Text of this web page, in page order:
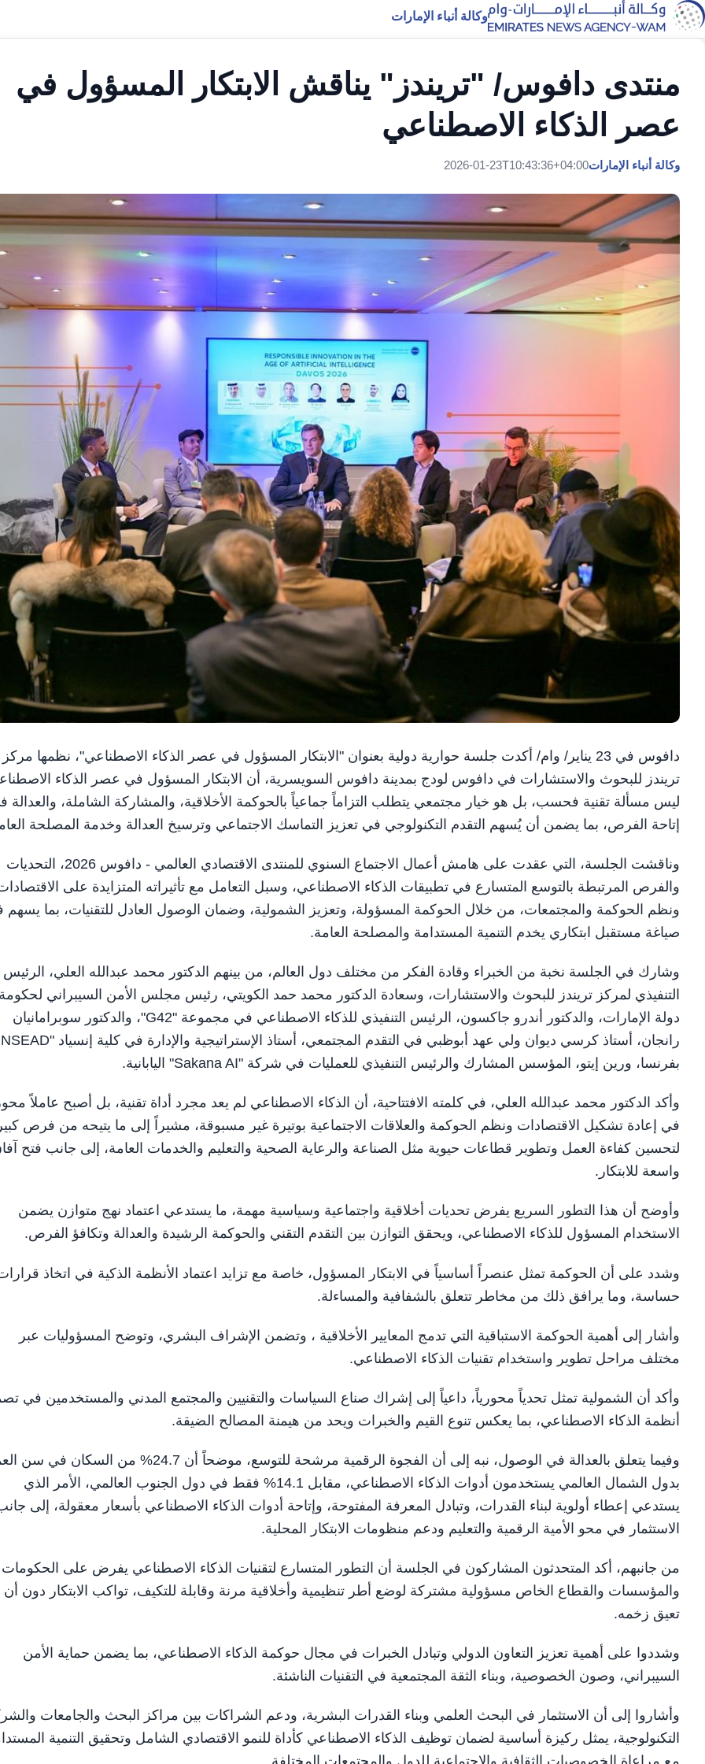
وكالة أنباء الإمارات
منتدى دافوس/ "تريندز" يناقش الابتكار المسؤول في
عصر الذكاء الاصطناعي
وكالة أنباء الإمارات2026-01-23T10:43:36+04:00
دافوس في 23 يناير/ وام/ أكدت جلسة حوارية دولية بعنوان "الابتكار المسؤول في عصر الذكاء الاصطناعي"، نظمها مركز
تريندز للبحوث والاستشارات في دافوس لودج بمدينة دافوس السويسرية، أن الابتكار المسؤول في عصر الذكاء
ليس مسألة تقنية فحسب، بل هو خيار مجتمعي يتطلب التزاماً جماعياً بالحوكمة الأخلاقية، والمشاركة الشاملة، والعدالة
إتاحة الفرص، بما يضمن أن يُسهم التقدم التكنولوجي في تعزيز التماسك الاجتماعي وترسيخ العدالة وخدمة المصلحة
وناقشت الجلسة، التي عقدت على هامش أعمال الاجتماع السنوي للمنتدى الاقتصادي العالمي - دافوس 2026، التحديات
والفرص المرتبطة بالتوسع المتسارع في تطبيقات الذكاء الاصطناعي، وسبل التعامل مع تأثيراته المتزايدة على
ونظم الحوكمة والمجتمعات، من خلال الحوكمة المسؤولة، وتعزيز الشمولية، وضمان الوصول العادل للتقنيات، بما يسهم
صياغة مستقبل ابتكاري يخدم التنمية المستدامة والمصلحة العامة.
وشارك في الجلسة نخبة من الخبراء وقادة الفكر من مختلف دول العالم، من بينهم الدكتور محمد عبدالله العلي، الرئيس
التنفيذي لمركز تريندز للبحوث والاستشارات، وسعادة الدكتور محمد حمد الكويتي، رئيس مجلس الأمن السيبراني لحكومة
دولة الإمارات، والدكتور أندرو جاكسون، الرئيس التنفيذي للذكاء الاصطناعي في مجموعة "G42"، والدكتور سوبرامانيان
بفرنسا، ورين إيتو، المؤسس المشارك والرئيس التنفيذي للعمليات في شركة "Sakana AI" اليابانية.
وأكد الدكتور محمد عبدالله العلي، في كلمته الافتتاحية، أن الذكاء الاصطناعي لم يعد مجرد أداة تقنية، بل أصبح عاملاً
في إعادة تشكيل الاقتصادات ونظم الحوكمة والعلاقات الاجتماعية بوتيرة غير مسبوقة، مشيراً إلى ما يتيحه من فرص
لتحسين كفاءة العمل وتطوير قطاعات حيوية مثل الصناعة والرعاية الصحية والتعليم والخدمات العامة، إلى جانب فتح
واسعة للابتكار.
وأوضح أن هذا التطور السريع يفرض تحديات أخلاقية واجتماعية وسياسية مهمة، ما يستدعي اعتماد نهج متوازن يضمن
الاستخدام المسؤول للذكاء الاصطناعي، ويحقق التوازن بين التقدم التقني والحوكمة الرشيدة والعدالة وتكافؤ الفرص.
وشدد على أن الحوكمة تمثل عنصراً أساسياً في الابتكار المسؤول، خاصة مع تزايد اعتماد الأنظمة الذكية في اتخاذ
حساسة، وما يرافق ذلك من مخاطر تتعلق بالشفافية والمساءلة.
وأشار إلى أهمية الحوكمة الاستباقية التي تدمج المعايير الأخلاقية ، وتضمن الإشراف البشري، وتوضح المسؤوليات عبر
مختلف مراحل تطوير واستخدام تقنيات الذكاء الاصطناعي.
وأكد أن الشمولية تمثل تحدياً محورياً، داعياً إلى إشراك صناع السياسات والتقنيين والمجتمع المدني والمستخدمين في
أنظمة الذكاء الاصطناعي، بما يعكس تنوع القيم والخبرات ويحد من هيمنة المصالح الضيقة.
وفيما يتعلق بالعدالة في الوصول، نبه إلى أن الفجوة الرقمية مرشحة للتوسع، موضحاً أن 24.7% من
بدول الشمال العالمي يستخدمون أدوات الذكاء الاصطناعي، مقابل 14.1% فقط في دول الجنوب العالمي، الأمر الذي
يستدعي إعطاء أولوية لبناء القدرات، وتبادل المعرفة المفتوحة، وإتاحة أدوات الذكاء الاصطناعي بأسعار معقولة، إلى
الاستثمار في محو الأمية الرقمية والتعليم ودعم منظومات الابتكار المحلية.
من جانبهم، أكد المتحدثون المشاركون في الجلسة أن التطور المتسارع لتقنيات الذكاء الاصطناعي يفرض على الحكومات
والمؤسسات والقطاع الخاص مسؤولية مشتركة لوضع أطر تنظيمية وأخلاقية مرنة وقابلة للتكيف، تواكب الابتكار دون أن
تعيق زخمه.
وشددوا على أهمية تعزيز التعاون الدولي وتبادل الخبرات في مجال حوكمة الذكاء الاصطناعي، بما يضمن حماية الأمن
السيبراني، وصون الخصوصية، وبناء الثقة المجتمعية في التقنيات الناشئة.
وأشاروا إلى أن الاستثمار في البحث العلمي وبناء القدرات البشرية، ودعم الشراكات بين مراكز البحث والجامعات
التكنولوجية، يمثل ركيزة أساسية لضمان توظيف الذكاء الاصطناعي كأداة للنمو الاقتصادي الشامل وتحقيق التنمية